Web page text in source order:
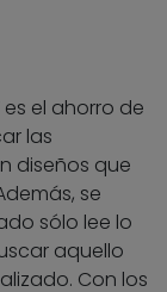
es el ahorro de
las
diseños que
se
sólo lee lo
aquello
Con los